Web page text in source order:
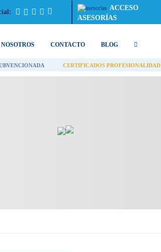
ACCESO
ASESORÍAS
NOSOTROS CONTACTO BLOG
CERTIFICADOS PROFESIONALIDAD